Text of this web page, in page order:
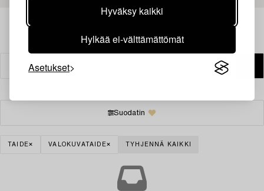
Hyväksy kaikki
Hylkää ei-välttämättömät
Asetukset
Suodatin
TAIDE VALOKUVATAIDE TYHJENNÄ KAIKKI